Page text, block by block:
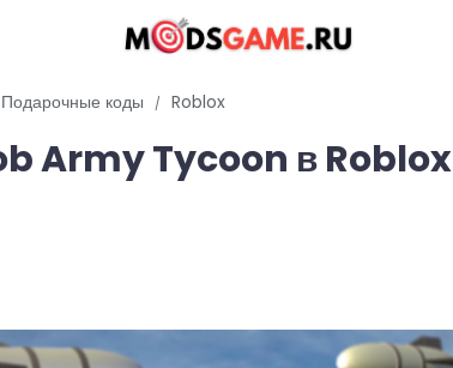
Подарочные коды Roblox
Army Tycoon в Roblox